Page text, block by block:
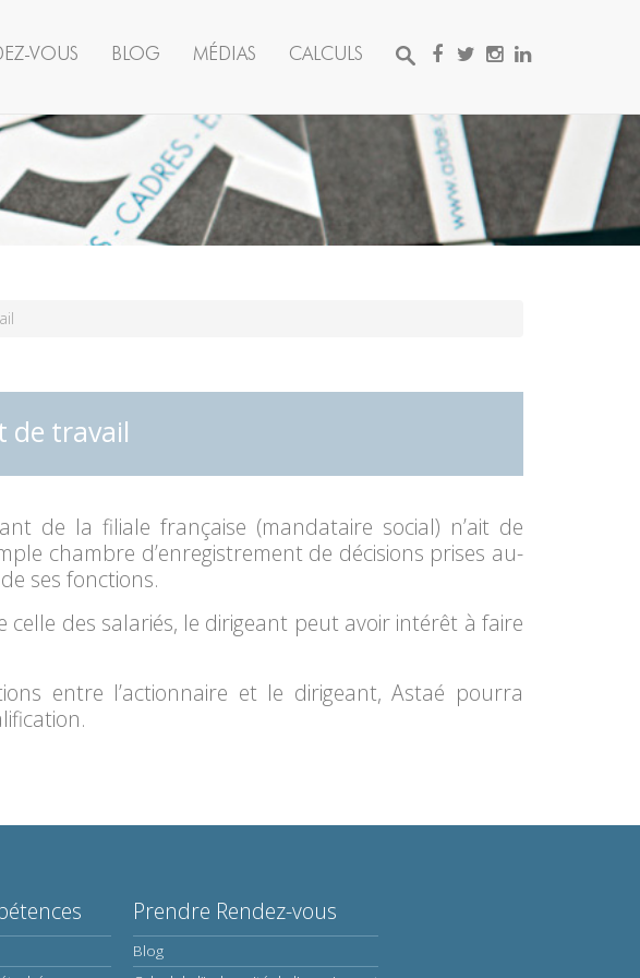
VOUS BLOG MÉDIAS CALCULS
de travail
de la filiale française (mandataire social) n’ait de
chambre d’enregistrement de décisions prises au-
ses fonctions.
des salariés, le dirigeant peut avoir intérêt à faire
entre l’actionnaire et le dirigeant, Astaé pourra
Prendre Rendez-vous
Blog